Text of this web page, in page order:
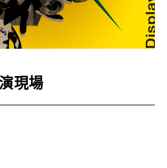
現場